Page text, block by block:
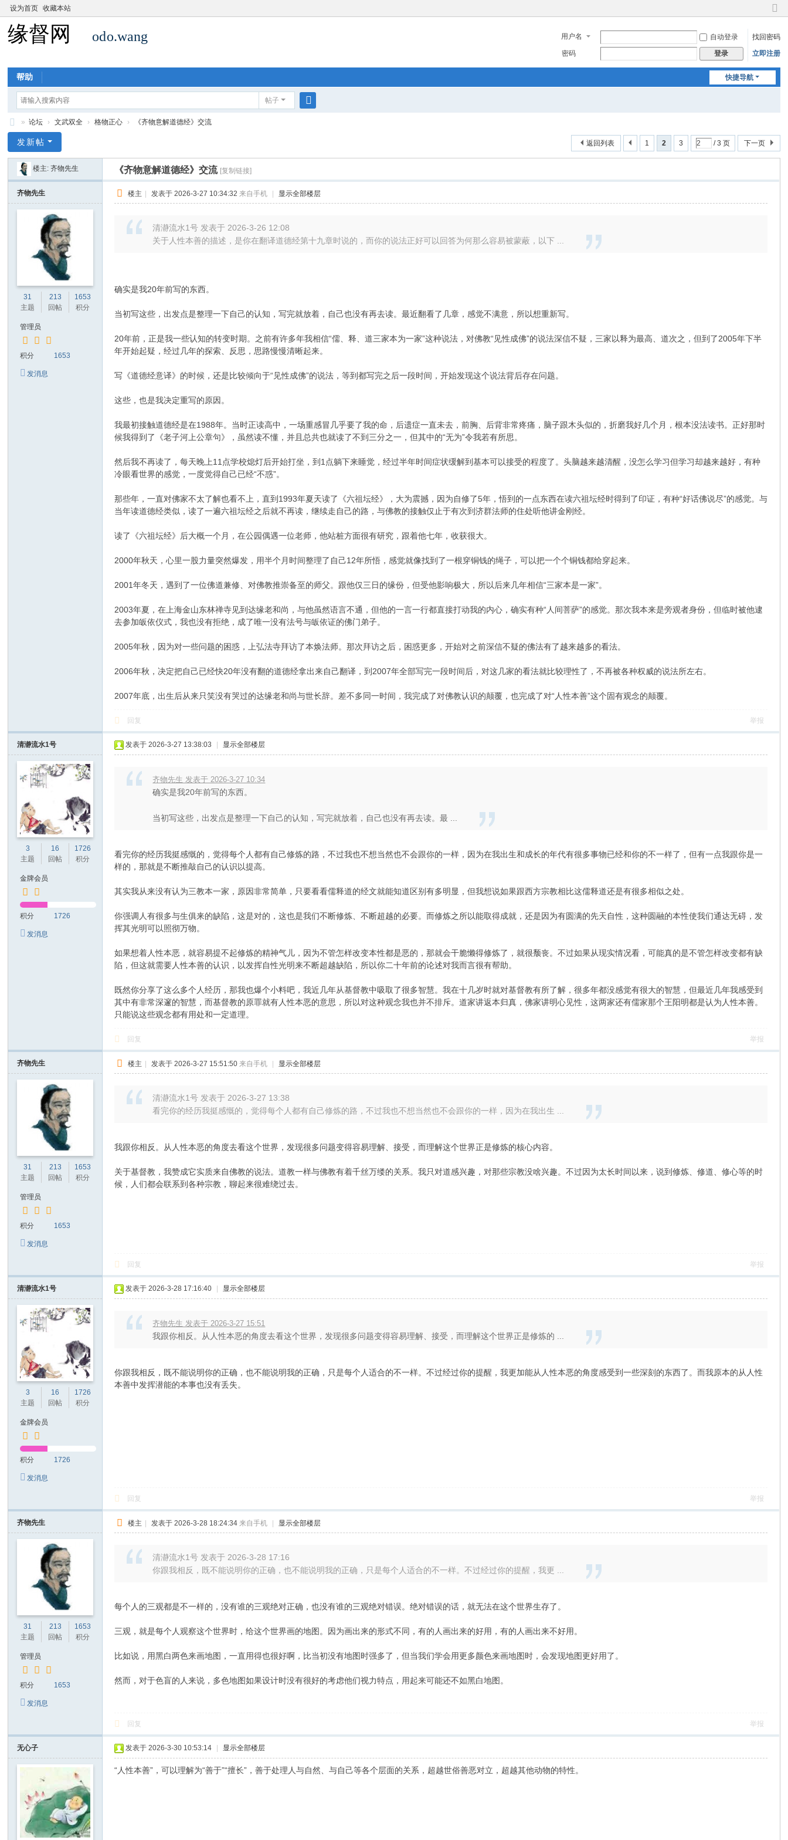
设为首页 收藏本站
切
到
窄
用户名 自动登录
找回密码
密码
登录 立即注册
快捷导航
帮助
帖子
督
心
斋
» 论坛 › 文武双全 › 格物正心 › 《齐物意解道德经》交流
1 2 3 / 3 页 下一页
返回列表
发新帖
楼主:齐物先生 《齐物意解道德经》交流 [复制链接]
齐物先生
31
主题
213
回帖
1653
积分
管理员
积分 1653
发消息
楼主 | 发表于 2026-3-27 10:34:32 来自手机 | 显示全部楼层
清瀞流水1号 发表于 2026-3-26 12:08
关于人性本善的描述，是你在翻译道德经第十九章时说的，而你的说法正好可以回答为何那么容易被蒙蔽，以下 ...
确实是我20年前写的东西。
当初写这些，出发点是整理一下自己的认知，写完就放着，自己也没有再去读。最近翻看了几章，感觉不满意，所以想重新写。
20年前，正是我一些认知的转变时期。之前有许多年我相信“儒、释、道三家本为一家”这种说法，对佛教“见性成佛”的说法深信不疑，三家以释为最高、道次之，但到了2005年下半
年开始起疑，经过几年的探索、反思，思路慢慢清晰起来。
写《道德经意译》的时候，还是比较倾向于“见性成佛”的说法，等到都写完之后一段时间，开始发现这个说法背后存在问题。
这些，也是我决定重写的原因。
我最初接触道德经是在1988年。当时正读高中，一场重感冒几乎要了我的命，后遗症一直未去，前胸、后背非常疼痛，脑子跟木头似的，折磨我好几个月，根本没法读书。正好那时
候我得到了《老子河上公章句》，虽然读不懂，并且总共也就读了不到三分之一，但其中的“无为”令我若有所思。
然后我不再读了，每天晚上11点学校熄灯后开始打坐，到1点躺下来睡觉，经过半年时间症状缓解到基本可以接受的程度了。头脑越来越清醒，没怎么学习但学习却越来越好，有种
冷眼看世界的感觉，一度觉得自己已经“不惑”。
那些年，一直对佛家不太了解也看不上，直到1993年夏天读了《六祖坛经》，大为震撼，因为自修了5年，悟到的一点东西在读六祖坛经时得到了印证，有种“好话佛说尽”的感觉。与
当年读道德经类似，读了一遍六祖坛经之后就不再读，继续走自己的路，与佛教的接触仅止于有次到济群法师的住处听他讲金刚经。
读了《六祖坛经》后大概一个月，在公园偶遇一位老师，他站桩方面很有研究，跟着他七年，收获很大。
2000年秋天，心里一股力量突然爆发，用半个月时间整理了自己12年所悟，感觉就像找到了一根穿铜钱的绳子，可以把一个个铜钱都给穿起来。
2001年冬天，遇到了一位佛道兼修、对佛教推崇备至的师父。跟他仅三日的缘份，但受他影响极大，所以后来几年相信“三家本是一家”。
2003年夏，在上海金山东林禅寺见到达缘老和尚，与他虽然语言不通，但他的一言一行都直接打动我的内心，确实有种“人间菩萨”的感觉。那次我本来是旁观者身份，但临时被他逮
去参加皈依仪式，我也没有拒绝，成了唯一没有法号与皈依证的佛门弟子。
2005年秋，因为对一些问题的困惑，上弘法寺拜访了本焕法师。那次拜访之后，困惑更多，开始对之前深信不疑的佛法有了越来越多的看法。
2006年秋，决定把自己已经快20年没有翻的道德经拿出来自己翻译，到2007年全部写完一段时间后，对这几家的看法就比较理性了，不再被各种权威的说法所左右。
2007年底，出生后从来只笑没有哭过的达缘老和尚与世长辞。差不多同一时间，我完成了对佛教认识的颠覆，也完成了对“人性本善”这个固有观念的颠覆。
回复 举报
清瀞流水1号
3
主题
16
回帖
1726
积分
金牌会员
积分 1726
发消息
发表于 2026-3-27 13:38:03 显示全部楼层
齐物先生 发表于 2026-3-27 10:34
确实是我20年前写的东西。
当初写这些，出发点是整理一下自己的认知，写完就放着，自己也没有再去读。最 ...
看完你的经历我挺感慨的，觉得每个人都有自己修炼的路，不过我也不想当然也不会跟你的一样，因为在我出生和成长的年代有很多事物已经和你的不一样了，但有一点我跟你是一
样的，那就是不断推敲自己的认识以提高。
其实我从来没有认为三教本一家，原因非常简单，只要看看儒释道的经文就能知道区别有多明显，但我想说如果跟西方宗教相比这儒释道还是有很多相似之处。
你强调人有很多与生俱来的缺陷，这是对的，这也是我们不断修炼、不断超越的必要。而修炼之所以能取得成就，还是因为有圆满的先天自性，这种圆融的本性使我们通达无碍，发
挥其光明可以照彻万物。
如果想着人性本恶，就容易提不起修炼的精神气儿，因为不管怎样改变本性都是恶的，那就会干脆懒得修炼了，就很颓丧。不过如果从现实情况看，可能真的是不管怎样改变都有缺
陷，但这就需要人性本善的认识，以发挥自性光明来不断超越缺陷，所以你二十年前的论述对我而言很有帮助。
既然你分享了这么多个人经历，那我也爆个小料吧，我近几年从基督教中吸取了很多智慧。我在十几岁时就对基督教有所了解，很多年都没感觉有很大的智慧，但最近几年我感受到
其中有非常深邃的智慧，而基督教的原罪就有人性本恶的意思，所以对这种观念我也并不排斥。道家讲返本归真，佛家讲明心见性，这两家还有儒家那个王阳明都是认为人性本善。
只能说这些观念都有用处和一定道理。
回复 举报
齐物先生
31
主题
213
回帖
1653
积分
管理员
积分 1653
发消息
楼主 | 发表于 2026-3-27 15:51:50 来自手机 | 显示全部楼层
清瀞流水1号 发表于 2026-3-27 13:38
看完你的经历我挺感慨的，觉得每个人都有自己修炼的路，不过我也不想当然也不会跟你的一样，因为在我出生 ...
我跟你相反。从人性本恶的角度去看这个世界，发现很多问题变得容易理解、接受，而理解这个世界正是修炼的核心内容。
关于基督教，我赞成它实质来自佛教的说法。道教一样与佛教有着千丝万缕的关系。我只对道感兴趣，对那些宗教没啥兴趣。不过因为太长时间以来，说到修炼、修道、修心等的时
候，人们都会联系到各种宗教，聊起来很难绕过去。
回复 举报
清瀞流水1号
3
主题
16
回帖
1726
积分
金牌会员
积分 1726
发消息
发表于 2026-3-28 17:16:40 显示全部楼层
齐物先生 发表于 2026-3-27 15:51
我跟你相反。从人性本恶的角度去看这个世界，发现很多问题变得容易理解、接受，而理解这个世界正是修炼的 ...
你跟我相反，既不能说明你的正确，也不能说明我的正确，只是每个人适合的不一样。不过经过你的提醒，我更加能从人性本恶的角度感受到一些深刻的东西了。而我原本的从人性
本善中发挥潜能的本事也没有丢失。
回复 举报
齐物先生
31
主题
213
回帖
1653
积分
管理员
积分 1653
发消息
楼主 | 发表于 2026-3-28 18:24:34 来自手机 | 显示全部楼层
清瀞流水1号 发表于 2026-3-28 17:16
你跟我相反，既不能说明你的正确，也不能说明我的正确，只是每个人适合的不一样。不过经过你的提醒，我更 ...
每个人的三观都是不一样的，没有谁的三观绝对正确，也没有谁的三观绝对错误。绝对错误的话，就无法在这个世界生存了。
三观，就是每个人观察这个世界时，给这个世界画的地图。因为画出来的形式不同，有的人画出来的好用，有的人画出来不好用。
比如说，用黑白两色来画地图，一直用得也很好啊，比当初没有地图时强多了，但当我们学会用更多颜色来画地图时，会发现地图更好用了。
然而，对于色盲的人来说，多色地图如果设计时没有很好的考虑他们视力特点，用起来可能还不如黑白地图。
回复 举报
无心子 发表于 2026-3-30 10:53:14 显示全部楼层
“人性本善”，可以理解为“善于”“擅长”，善于处理人与自然、与自己等各个层面的关系，超越世俗善恶对立，超越其他动物的特性。